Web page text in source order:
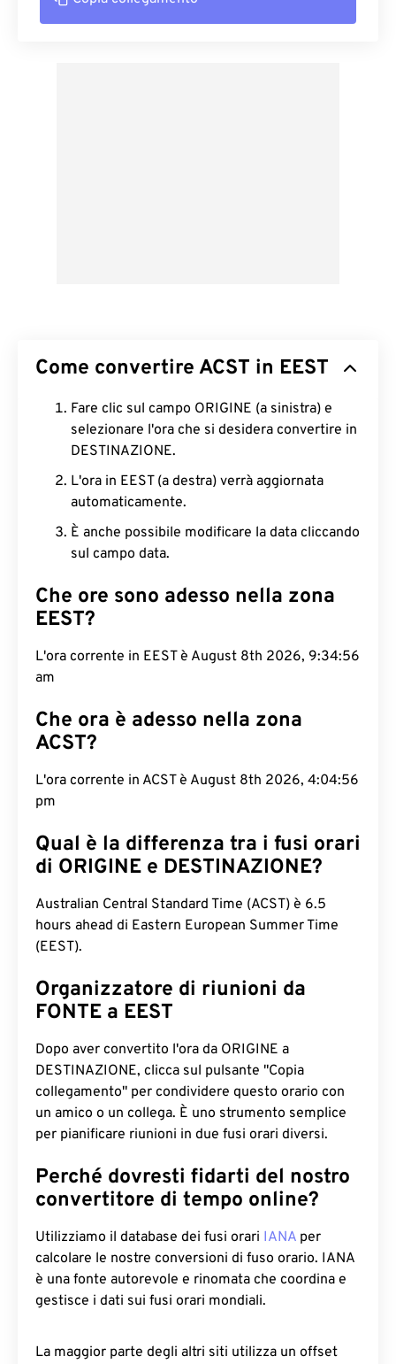
Come convertire ACST in EEST
Fare clic sul campo ORIGINE (a sinistra) e
selezionare l'ora che si desidera convertire in
DESTINAZIONE.
L'ora in EEST (a destra) verrà aggiornata
automaticamente.
È anche possibile modificare la data cliccando
sul campo data.
Che ore sono adesso nella zona
EEST?
L'ora corrente in EEST è August 8th 2026, 9:34:57
am
Che ora è adesso nella zona
ACST?
L'ora corrente in ACST è August 8th 2026, 4:04:57
pm
Qual è la differenza tra i fusi orari
di ORIGINE e DESTINAZIONE?
Australian Central Standard Time (ACST) è 6.5
hours ahead di Eastern European Summer Time
(EEST).
Organizzatore di riunioni da
FONTE a EEST
Dopo aver convertito l'ora da ORIGINE a
DESTINAZIONE, clicca sul pulsante "Copia
collegamento" per condividere questo orario con
un amico o un collega. È uno strumento semplice
per pianificare riunioni in due fusi orari diversi.
Perché dovresti fidarti del nostro
convertitore di tempo online?
Utilizziamo il database dei fusi orari IANA per
calcolare le nostre conversioni di fuso orario. IANA
è una fonte autorevole e rinomata che coordina e
gestisce i dati sui fusi orari mondiali.
La maggior parte degli altri siti utilizza un offset